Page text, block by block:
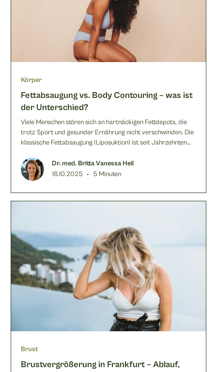
Körper
Fettabsaugung vs. Body Contouring – was ist
der Unterschied?
Viele Menschen stören sich an hartnäckigen Fettdepots, die
trotz Sport und gesunder Ernährung nicht verschwinden. Die
klassische Fettabsaugung (Liposuktion) ist seit Jahrzehnten
entfernen.
Dr. med. Britta Vanessa Heil
16.10.2025
• 5 Minuten
Brust
Brustvergrößerung in Frankfurt – Ablauf,